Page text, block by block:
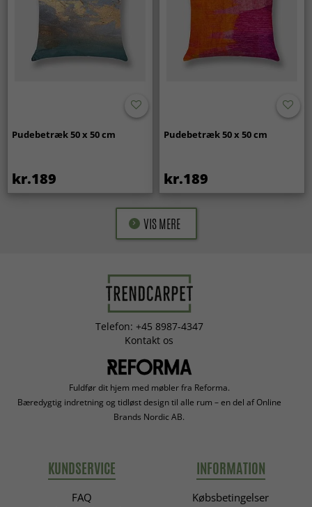
Pudebetræk 50 x 50 cm
kr.189
Pudebetræk 50 x 50 cm
kr.189
VIS MERE
Telefon: +45 8987-4347
Kontakt os
Fuldfør dit hjem med møbler fra Reforma.
Bæredygtig indretning og tidløst design til alle rum – en del af Online
Brands Nordic AB.
KUNDSERVICE
FAQ
INFORMATION
Købsbetingelser